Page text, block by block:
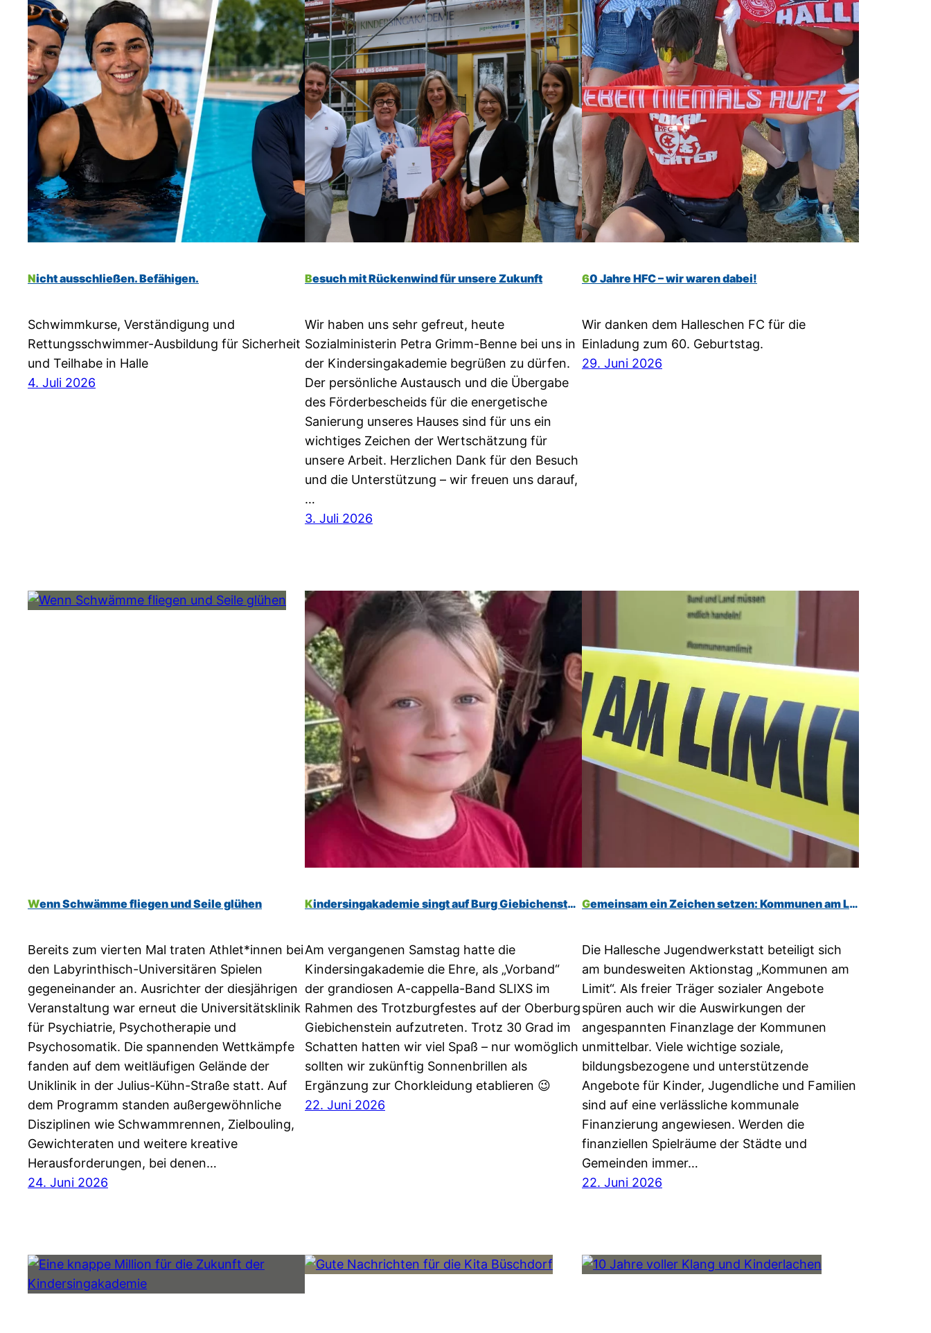
Nicht ausschließen. Befähigen.
Schwimmkurse, Verständigung und
Rettungsschwimmer-Ausbildung für Sicherheit
und Teilhabe in Halle
4. Juli 2026
Besuch mit Rückenwind für unsere Zukunft
Wir haben uns sehr gefreut, heute
Sozialministerin Petra Grimm-Benne bei uns in
der Kindersingakademie begrüßen zu dürfen.
Der persönliche Austausch und die Übergabe
des Förderbescheids für die energetische
Sanierung unseres Hauses sind für uns ein
wichtiges Zeichen der Wertschätzung für
unsere Arbeit. Herzlichen Dank für den Besuch
und die Unterstützung – wir freuen uns darauf,
…
3. Juli 2026
60 Jahre HFC – wir waren dabei!
Wir danken dem Halleschen FC für die
Einladung zum 60. Geburtstag.
29. Juni 2026
Wenn Schwämme fliegen und Seile glühen
Bereits zum vierten Mal traten Athlet*innen bei
den Labyrinthisch-Universitären Spielen
gegeneinander an. Ausrichter der diesjährigen
Veranstaltung war erneut die Universitätsklinik
für Psychiatrie, Psychotherapie und
Psychosomatik. Die spannenden Wettkämpfe
fanden auf dem weitläufigen Gelände der
Uniklinik in der Julius-Kühn-Straße statt. Auf
dem Programm standen außergewöhnliche
Disziplinen wie Schwammrennen, Zielbouling,
Gewichteraten und weitere kreative
Herausforderungen, bei denen…
24. Juni 2026
Kindersingakademie singt auf Burg Giebichenstein
Am vergangenen Samstag hatte die
Kindersingakademie die Ehre, als „Vorband“
der grandiosen A-cappella-Band SLIXS im
Rahmen des Trotzburgfestes auf der Oberburg
Giebichenstein aufzutreten. Trotz 30 Grad im
Schatten hatten wir viel Spaß – nur womöglich
sollten wir zukünftig Sonnenbrillen als
Ergänzung zur Chorkleidung etablieren 😉
22. Juni 2026
Gemeinsam ein Zeichen setzen: Kommunen am Limit
Die Hallesche Jugendwerkstatt beteiligt sich
am bundesweiten Aktionstag „Kommunen am
Limit“. Als freier Träger sozialer Angebote
spüren auch wir die Auswirkungen der
angespannten Finanzlage der Kommunen
unmittelbar. Viele wichtige soziale,
bildungsbezogene und unterstützende
Angebote für Kinder, Jugendliche und Familien
sind auf eine verlässliche kommunale
Finanzierung angewiesen. Werden die
finanziellen Spielräume der Städte und
Gemeinden immer…
22. Juni 2026